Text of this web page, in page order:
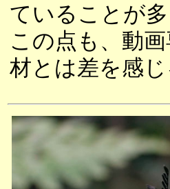
ていることが多
この点も、動
材とは差を感じ